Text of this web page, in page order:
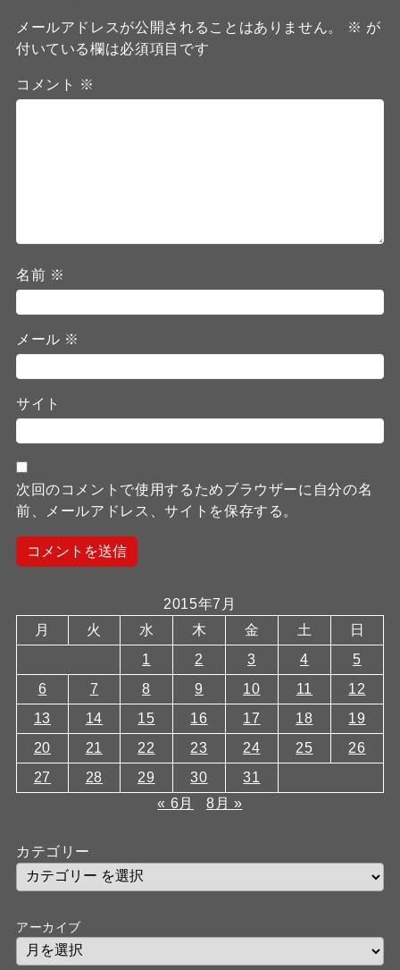
メールアドレスが公開されることはありません。 ※ が
付いている欄は必須項目です
コメント ※
名前 ※
メール ※
サイト
次回のコメントで使用するためブラウザーに自分の名
前、メールアドレス、サイトを保存する。
2015年7月
月
火 水 木 金 土
日
1
2 3 4
5
6
7 8 9 10 11
12
13
14 15 16 17 18
19
20
21 22 23 24 25
26
27
28 29 30
31
« 6月
8月 »
カテゴリー
アーカイブ